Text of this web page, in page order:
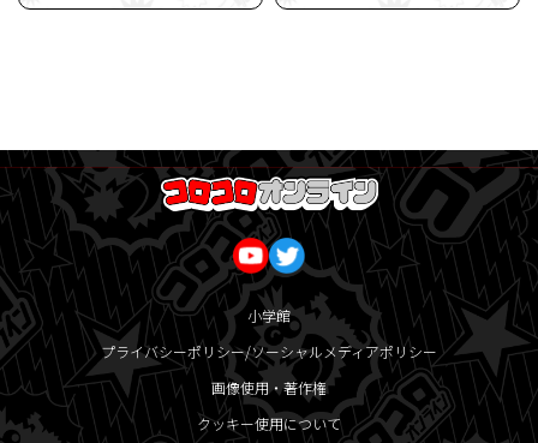
小学館
プライバシーポリシー/ソーシャルメディアポリシー
画像使用・著作権
クッキー使用について